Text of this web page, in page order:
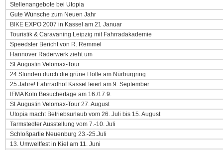
Stellenangebote bei Utopia
Gute Wünsche zum Neuen Jahr
BIKE EXPO 2007 in Kassel am 21 Januar
Touristik & Caravaning Leipzig mit Fahrradakademie
Speedster Bericht von R. Remmel
Hannover Räderwerk zieht um
St.Augustin Velomax-Tour
24 Stunden durch die grüne Hölle am Nürburgring
25 Jahre! Fahrradhof Kassel feiert am 9. September
IFMA Köln Besuchertage am 16./17.9.
St.Augustin Velomax-Tour 27. August
Utopia macht Betriebsurlaub vom 26. Juli bis 15. August
Tarmstedter Ausstellung vom 7.-10. Juli
Schloßpartie Neuenburg 23.-25.Juli
13. Umweltfest in Kiel am 11. Juni